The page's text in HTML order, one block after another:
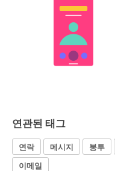
연관된 태그
연락 메시지 봉투
이메일